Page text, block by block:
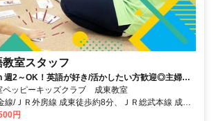
室スタッフ
週2～OK！英語が好き/活かしたい方歓迎◎主婦
ペッピーキッズクラブ 成東教室
線/ＪＲ外房線 成東徒歩約8分、ＪＲ総武本線 成東
線「成東駅」より徒歩8分 ／近隣教室への勤務も
円